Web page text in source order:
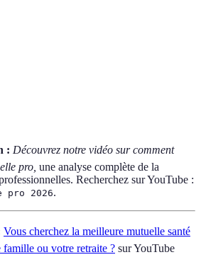
: Découvrez notre vidéo sur comment
pro, une analyse complète de la
Recherchez sur YouTube :
pro 2026.
Vous cherchez la meilleure mutuelle santé
ou votre retraite ? sur YouTube